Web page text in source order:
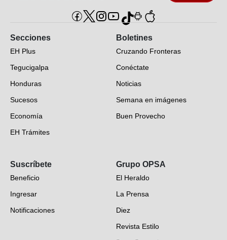
Secciones
EH Plus
Tegucigalpa
Honduras
Sucesos
Economía
EH Trámites
EH Verifica
Fotogalerías
Deportes
Videos
Boletines
Cruzando Fronteras
Conéctate
Noticias
Semana en imágenes
Buen Provecho
Suscríbete
Beneficio
Ingresar
Notificaciones
Grupo OPSA
El Heraldo
La Prensa
Diez
Revista Estilo